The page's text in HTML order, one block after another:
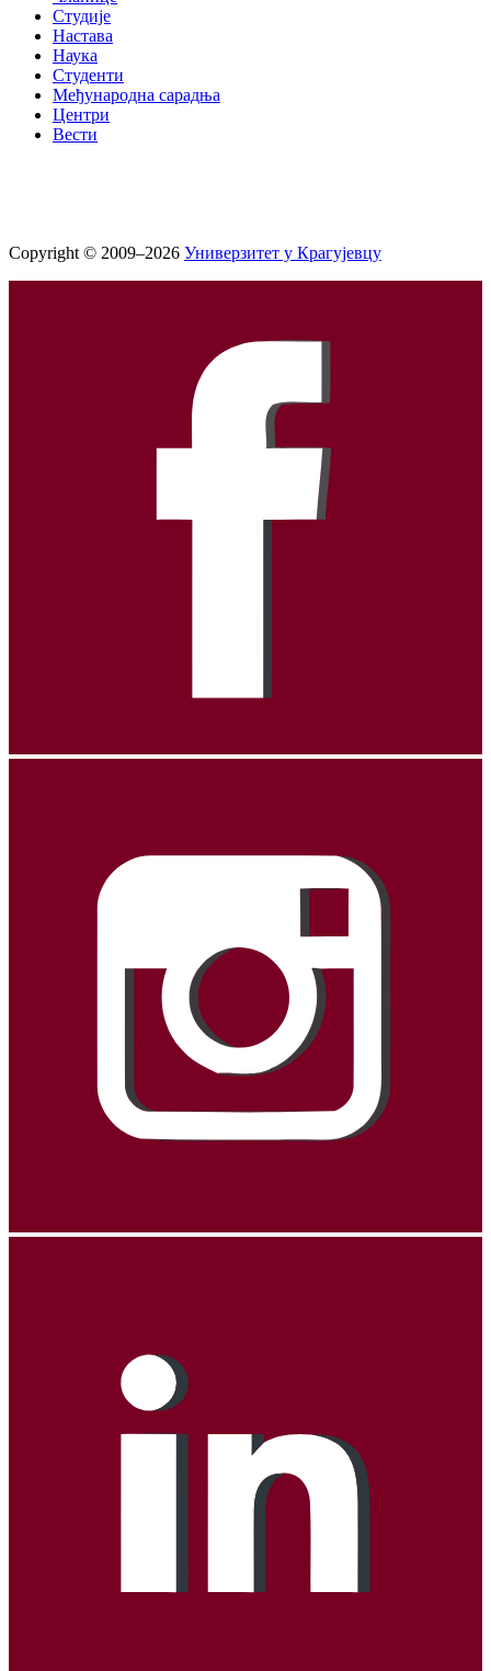
Студије
Настава
Наука
Студенти
Међународна сарадња
Центри
Вести
Copyright © 2009–2026 Универзитет у Крагујевцу